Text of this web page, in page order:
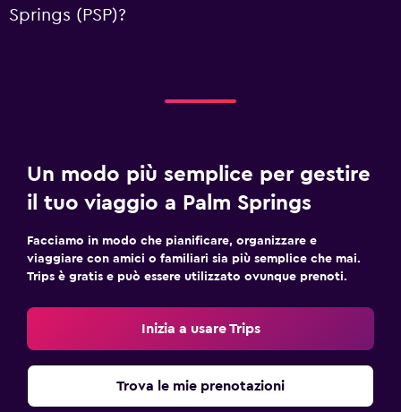
Springs (PSP)?
Un modo più semplice per gestire
il tuo viaggio a Palm Springs
Facciamo in modo che pianificare, organizzare e
viaggiare con amici o familiari sia più semplice che mai.
Trips è gratis e può essere utilizzato ovunque prenoti.
Inizia a usare Trips
Trova le mie prenotazioni